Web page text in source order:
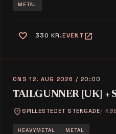
METAL
favorite 330 KR.EVENT open_in_new
ONS 12. AUG 2026 / 20:00
TAILGUNNER [UK] +
location_on SPILLESTEDET STENGADE
HEAVYMETAL METAL